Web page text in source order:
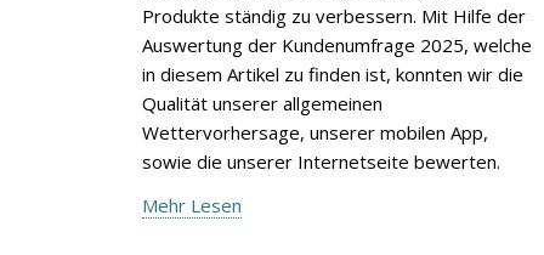
Produkte ständig zu verbessern. Mit Hilfe der
Auswertung der Kundenumfrage 2025, welche
in diesem Artikel zu finden ist, konnten wir die
Qualität unserer allgemeinen
Wettervorhersage, unserer mobilen App,
sowie die unserer Internetseite bewerten.
Mehr Lesen